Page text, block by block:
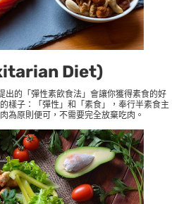
Diet)
的「彈性素飲食法」會讓你獲得素食的好
樣子：「彈性」和「素食」，奉行半素食主
為原則便可，不需要完全放棄吃肉。